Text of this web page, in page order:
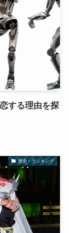
する理由を探
歴史・ランキング